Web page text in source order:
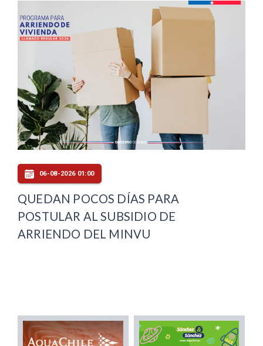
06-08-2026 01:00
QUEDAN POCOS DÍAS PARA
POSTULAR AL SUBSIDIO DE
ARRIENDO DEL MINVU